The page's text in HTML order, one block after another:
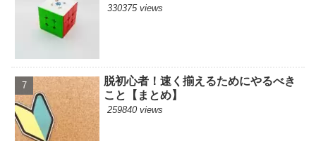
330375 views
脱初心者！速く揃えるためにやるべき
こと【まとめ】
259840 views